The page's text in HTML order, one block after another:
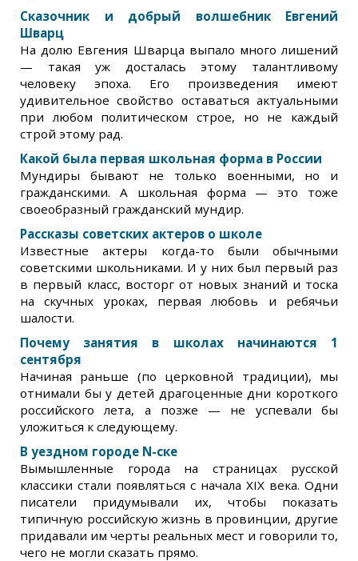
Сказочник и добрый волшебник Евгений
Шварц
На долю Евгения Шварца выпало много лишений
— такая уж досталась этому талантливому
человеку эпоха. Его произведения имеют
удивительное свойство оставаться актуальными
при любом политическом строе, но не каждый
строй этому рад.
Какой была первая школьная форма в России
Мундиры бывают не только военными, но и
гражданскими. А школьная форма — это тоже
своеобразный гражданский мундир.
Рассказы советских актеров о школе
Известные актеры когда-то были обычными
советскими школьниками. И у них был первый раз
в первый класс, восторг от новых знаний и тоска
на скучных уроках, первая любовь и ребячьи
шалости.
Почему занятия в школах начинаются 1
сентября
Начиная раньше (по церковной традиции), мы
отнимали бы у детей драгоценные дни короткого
российского лета, а позже — не успевали бы
уложиться к следующему.
В уездном городе N-ске
Вымышленные города на страницах русской
классики стали появляться с начала XIX века. Одни
писатели придумывали их, чтобы показать
типичную российскую жизнь в провинции, другие
придавали им черты реальных мест и говорили то,
чего не могли сказать прямо.